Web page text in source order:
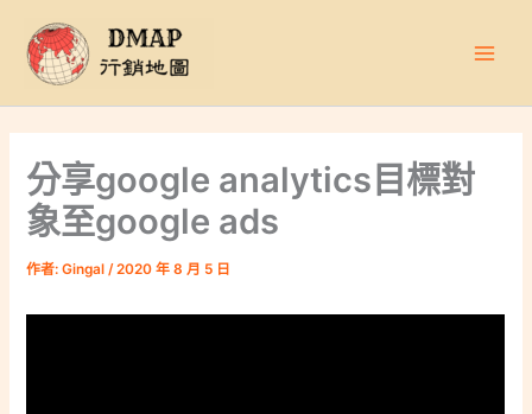
分享google analytics目標對
象至google ads
作者:Gingal/2020 年 8 月 5 日